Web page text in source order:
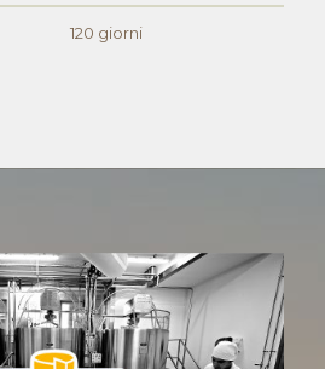
120 giorni